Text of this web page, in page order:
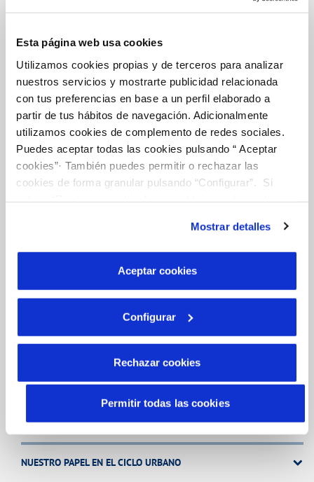
Esta página web usa cookies
Utilizamos cookies propias y de terceros para analizar
nuestros servicios y mostrarte publicidad relacionada
con tus preferencias en base a un perfil elaborado a
partir de tus hábitos de navegación. Adicionalmente
utilizamos cookies de complemento de redes sociales.
Puedes aceptar todas las cookies pulsando “ Aceptar
cookies”· También puedes permitir o rechazar las
cookies de forma granular pulsando “Configurar”. Si
son indispensables para que el sitio web funcione y que
por tanto no se pueden desactivar. Puedes consultar
más información en nuestraPolítica de Cookies
Mostrar detalles
Aceptar cookies
Configurar
Rechazar cookies
Permitir todas las cookies
CONTRATOS
MODIFICACIÓN DE DATOS
INCIDENCIAS
TODAS LAS GESTIONES
Tu Agua
NUESTRO PAPEL EN EL CICLO URBANO